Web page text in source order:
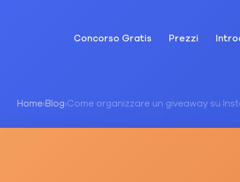
Concorso Gratis Prezzi
Home›Blog›Come organizzare un giveaway su